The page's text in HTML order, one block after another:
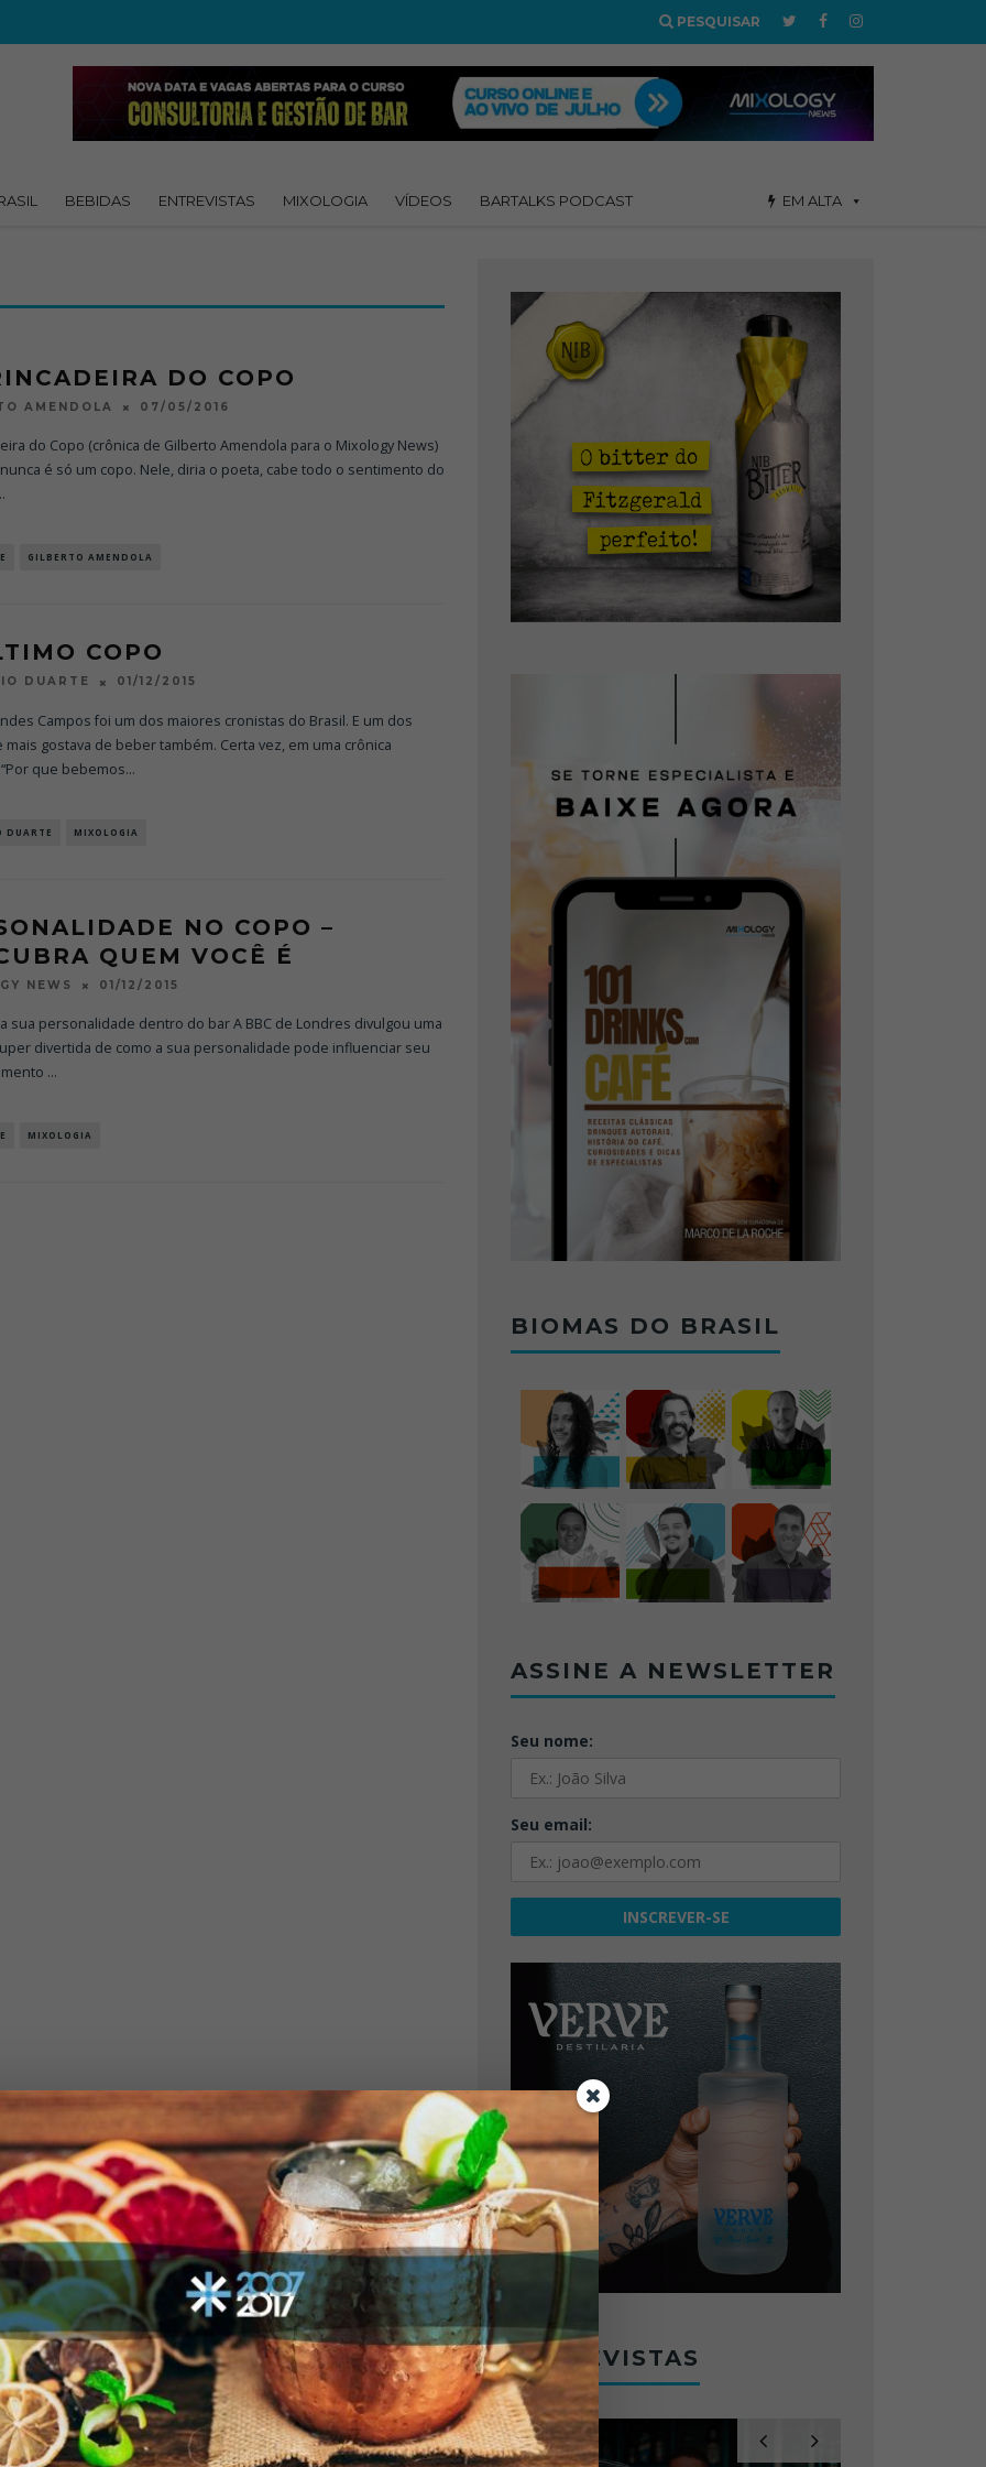
PESQUISAR
BEBIDAS ENTREVISTAS MIXOLOGIA VÍDEOS BARTALKS PODCAST EM ALTA
DO COPO
AMENDOLA 07/05/2016
do Copo (crônica de Gilberto Amendola para o Mixology News)
é só um copo. Nele, diria o poeta, cabe todo o sentimento do
GILBERTO AMENDOLA
COPO
DUARTE 01/12/2015
Campos foi um dos maiores cronistas do Brasil. E um dos
mais gostava de beber também. Certa vez, em uma crônica
que bebemos...
DUARTE MIXOLOGIA
NO COPO –
QUEM VOCÊ É
NEWS 01/12/2015
sua personalidade dentro do bar A BBC de Londres divulgou uma
divertida de como a sua personalidade pode influenciar seu
...
MIXOLOGIA
BIOMAS DO BRASIL
ASSINE A NEWSLETTER
Seu nome:
Seu email:
ENTREVISTAS